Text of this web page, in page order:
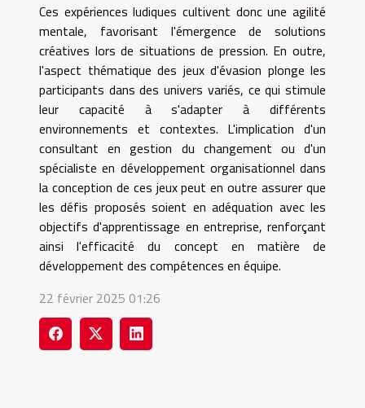
Ces expériences ludiques cultivent donc une agilité
mentale, favorisant l'émergence de solutions
créatives lors de situations de pression. En outre,
l'aspect thématique des jeux d'évasion plonge les
participants dans des univers variés, ce qui stimule
leur capacité à s'adapter à différents
environnements et contextes. L'implication d'un
consultant en gestion du changement ou d'un
spécialiste en développement organisationnel dans
la conception de ces jeux peut en outre assurer que
les défis proposés soient en adéquation avec les
objectifs d'apprentissage en entreprise, renforçant
ainsi l'efficacité du concept en matière de
développement des compétences en équipe.
22 février 2025 01:26